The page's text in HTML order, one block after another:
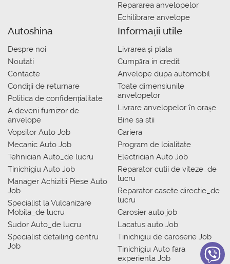
Repararea anvelopelor
Echilibrare anvelope
Autoshina
Despre noi
Noutati
Contacte
Condiții de returnare
Politica de confidențialitate
A deveni furnizor de
anvelope
Vopsitor Auto Job
Mecanic Auto Job
Tehnician Auto_de lucru
Tinichigiu Auto Job
Manager Achizitii Piese Auto
Job
Specialist la Vulcanizare
Mobila_de lucru
Sudor Auto_de lucru
Specialist detailing centru
Job
Informații utile
Livrarea şi plata
Сumpăra in credit
Anvelope dupa automobil
Toate dimensiunile
anvelopelor
Livrare anvelopelor în orașe
Bine sa stii
Cariera
Program de loialitate
Electrician Auto Job
Reparator cutii de viteze_de
lucru
Reparator casete directie_de
lucru
Carosier auto job
Lacatus auto Job
Tinichigiu de caroserie Job
Tinichigiu Auto fara
experienta Job